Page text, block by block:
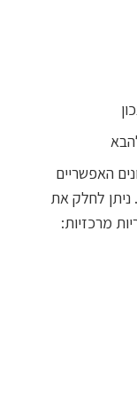
האפשריים
לחלק את
מרכזיות: